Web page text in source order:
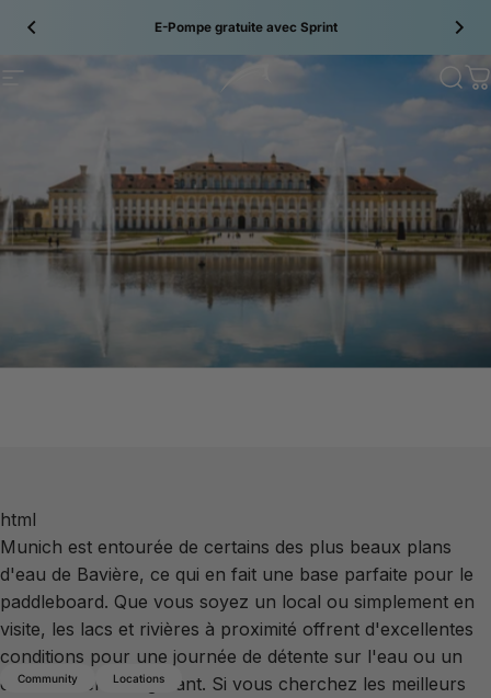
E-Pompe gratuite avec Sprint
Bluefin SUP
Community Locations
html
Munich est entourée de certains des plus beaux plans
d'eau de Bavière, ce qui en fait une base parfaite pour le
paddleboard. Que vous soyez un local ou simplement en
visite, les lacs et rivières à proximité offrent d'excellentes
conditions pour une journée de détente sur l'eau ou un
entraînement revigorant. Si vous cherchez les meilleurs